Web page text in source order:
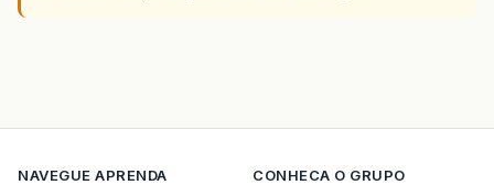
NAVEGUE APRENDA
CONHECA O GRUPO